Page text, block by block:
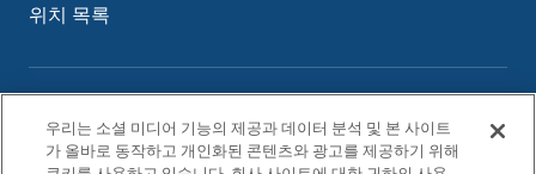
위치 목록
개인정보 보호 정책
쿠키 정책
우리는 소셜 미디어 기능의 제공과 데이터 분석 및 본 사이트
가 올바로 동작하고 개인화된 콘텐츠와 광고를 제공하기 위해